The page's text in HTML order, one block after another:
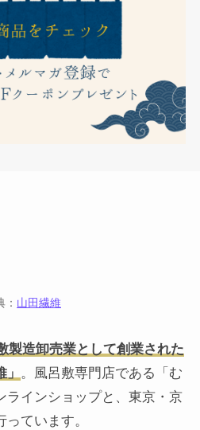
： 山田繊維
製造卸売業として創業された
。風呂敷専門店である「む
ラインショップと、東京・京
ています。